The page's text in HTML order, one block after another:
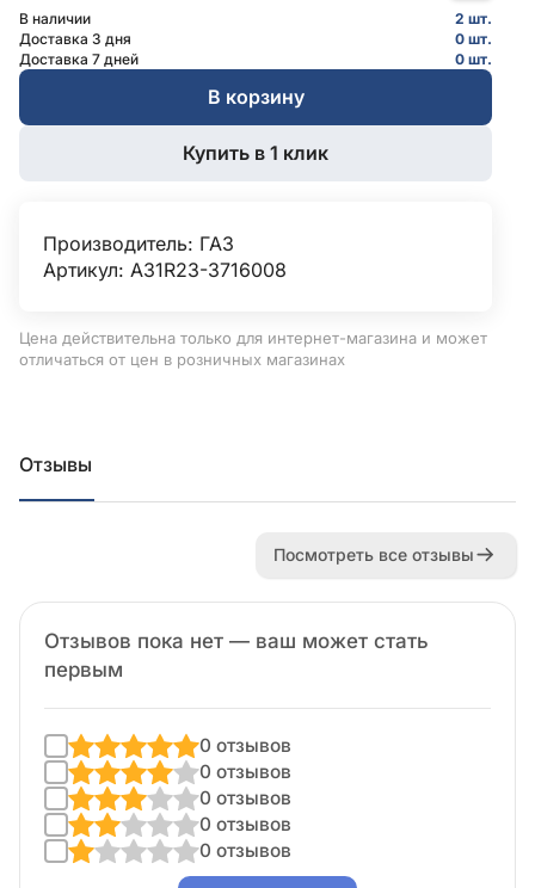
В наличии
2 шт.
Доставка 3 дня
0 шт.
Доставка 7 дней
0 шт.
В корзину
Купить в 1 клик
Производитель: ГАЗ
Артикул: А31R23-3716008
Цена действительна только для интернет-магазина и может
отличаться от цен в розничных магазинах
Отзывы
Посмотреть все отзывы
Отзывов пока нет — ваш может стать
первым
0 отзывов
0 отзывов
0 отзывов
0 отзывов
0 отзывов